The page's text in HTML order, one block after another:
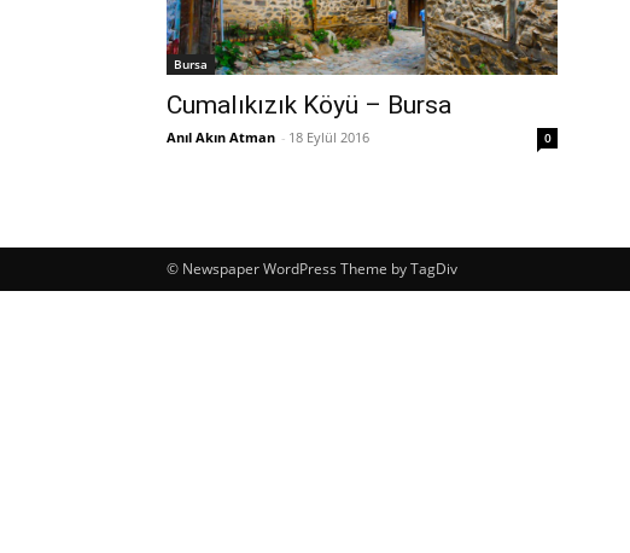
Bursa
Cumalıkızık Köyü – Bursa
Anıl Akın Atman - 18 Eylül 2016 0
© Newspaper WordPress Theme by TagDiv